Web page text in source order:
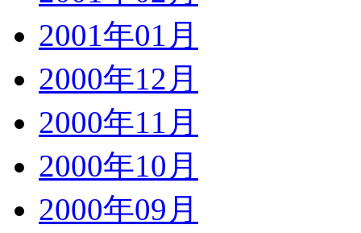
2001年01月
2000年12月
2000年11月
2000年10月
2000年09月